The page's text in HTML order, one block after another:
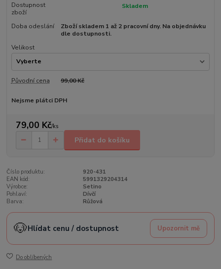
Dostupnost
zboží
Skladem
Doba odeslání
Zboží skladem 1 až 2 pracovní dny. Na objednávku
dle dostupnosti.
Velikost
Původní cena 99,00 Kč
Nejsme plátci DPH
79,00 Kč/ks
Přidat do košíku
Číslo produktu:
920-431
EAN kód:
5991329204314
Výrobce:
Setino
Pohlaví:
Dívčí
Barva:
Růžová
🐶Hlídat cenu / dostupnost Upozornit mě
Do oblíbených